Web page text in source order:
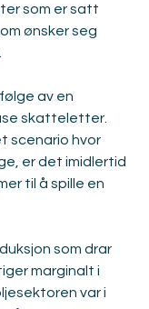
som er satt
ønsker seg
av en
skatteletter.
scenario hvor
er det imidlertid
til å spille en
som drar
marginalt i
var i